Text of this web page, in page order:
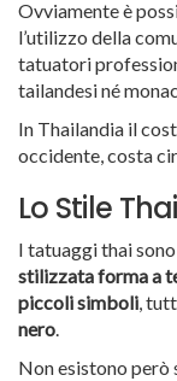
Ovviamente è
l’utilizzo della
tatuatori
tailandesi né
In Thailandia il
occidente, costa
Lo Stile Thai
I tatuaggi thai
stilizzata forma a
piccoli simboli,
nero.
Non esistono però